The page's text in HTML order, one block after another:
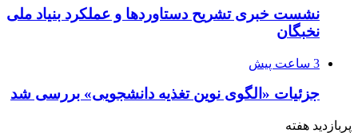
نشست خبری تشریح دستاوردها و عملکرد بنیاد ملی
نخبگان
3 ساعت پیش
جزئیات «الگوی نوین تغذیه دانشجویی» بررسی شد
پربازدید هفته